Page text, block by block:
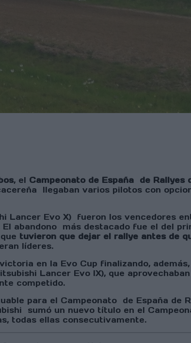
, el Campeonato de España de Rallyes
llegaban varios pilotos con
Lancer Evo X) fueron los vencedores
El abandono más destacado fue el del
tuvieron que dejar el rallye antes de
líderes.
en la Evo Cup finalizando,
Lancer Evo IX), que
competido.
para el Campeonato de España de
sumó un nuevo título en el
todas ellas consecutivamente.